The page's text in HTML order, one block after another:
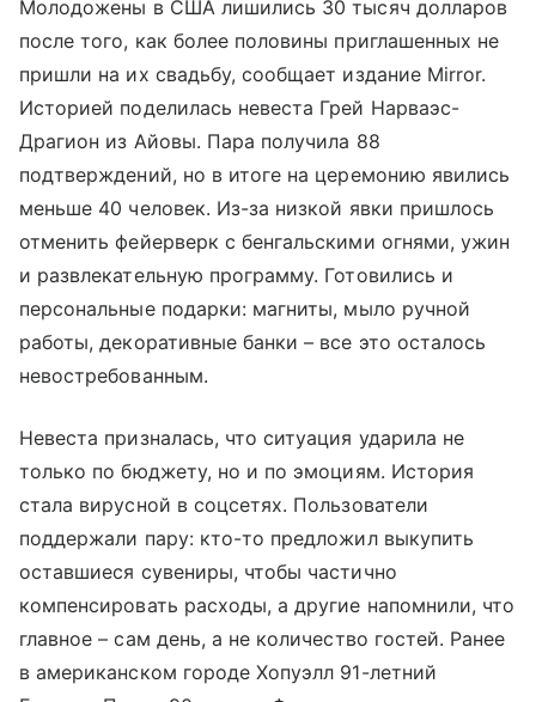
Молодожены в США лишились 30 тысяч долларов
после того, как более половины приглашенных не
пришли на их свадьбу, сообщает издание Mirror.
Историей поделилась невеста Грей Нарваэс-
Драгион из Айовы. Пара получила 88
подтверждений, но в итоге на церемонию явились
меньше 40 человек. Из-за низкой явки пришлось
отменить фейерверк с бенгальскими огнями, ужин
и развлекательную программу. Готовились и
персональные подарки: магниты, мыло ручной
работы, декоративные банки – все это осталось
невостребованным.
Невеста призналась, что ситуация ударила не
только по бюджету, но и по эмоциям. История
стала вирусной в соцсетях. Пользователи
поддержали пару: кто-то предложил выкупить
оставшиеся сувениры, чтобы частично
компенсировать расходы, а другие напомнили, что
главное – сам день, а не количество гостей. Ранее
в американском городе Хопуэлл 91-летний